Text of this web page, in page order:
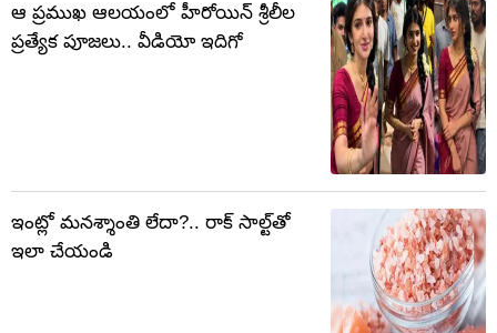
ఆ ప్రముఖ ఆలయంలో హీరోయిన్ శ్రీలీల
ప్రత్యేక పూజలు.. వీడియో ఇదిగో
ఇంట్లో మనశ్శాంతి లేదా?.. రాక్ సాల్ట్‌తో
ఇలా చేయండి